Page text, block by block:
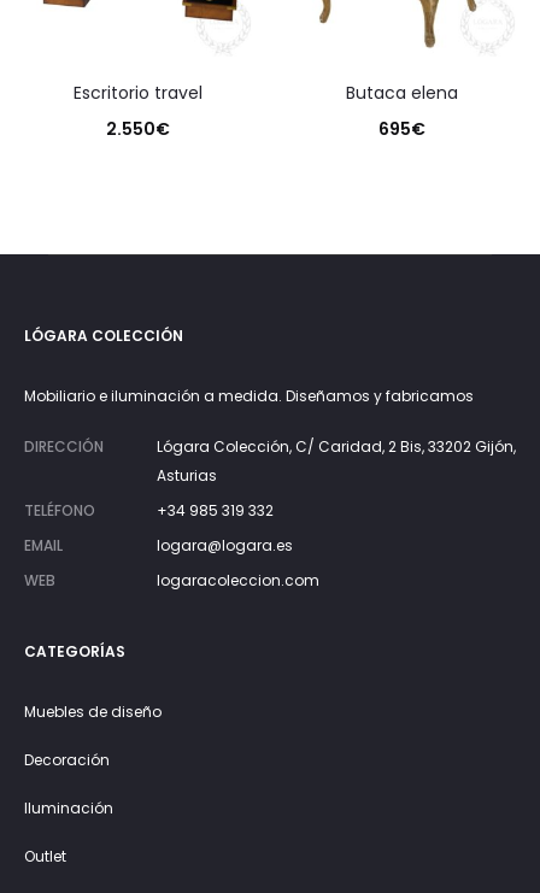
escritorio travel
2.550€
butaca elena
695€
LÓGARA COLECCIÓN
Mobiliario e iluminación a medida. Diseñamos y fabricamos
DIRECCIÓN
Lógara Colección, C/ Caridad, 2 Bis, 33202 Gijón,
Asturias
TELÉFONO
+34 985 319 332
EMAIL
logara@logara.es
WEB
logaracoleccion.com
CATEGORÍAS
Muebles de diseño
Decoración
Iluminación
Outlet